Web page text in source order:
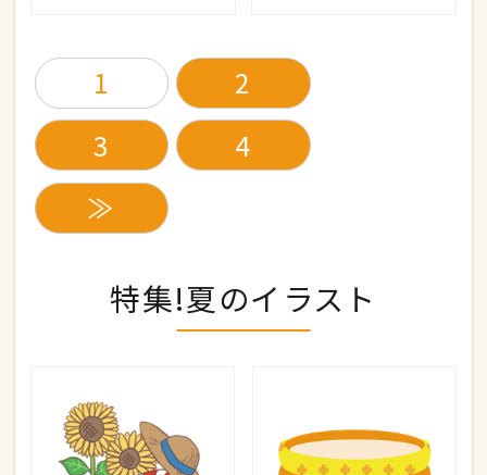
1
2
3
4
≫
特集!夏のイラスト